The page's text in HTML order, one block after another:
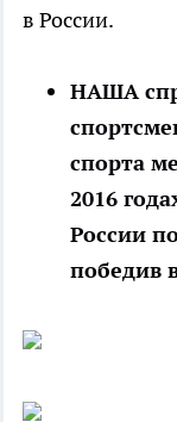
в России.
НАША
спорта
2016
России
победив